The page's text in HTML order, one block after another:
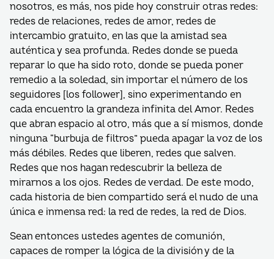
nosotros, es más, nos pide hoy construir otras redes:
redes de relaciones, redes de amor, redes de
intercambio gratuito, en las que la amistad sea
auténtica y sea profunda. Redes donde se pueda
reparar lo que ha sido roto, donde se pueda poner
remedio a la soledad, sin importar el número de los
seguidores [los follower], sino experimentando en
cada encuentro la grandeza infinita del Amor. Redes
que abran espacio al otro, más que a sí mismos, donde
ninguna “burbuja de filtros” pueda apagar la voz de los
más débiles. Redes que liberen, redes que salven.
Redes que nos hagan redescubrir la belleza de
mirarnos a los ojos. Redes de verdad. De este modo,
cada historia de bien compartido será el nudo de una
única e inmensa red: la red de redes, la red de Dios.
Sean entonces ustedes agentes de comunión,
capaces de romper la lógica de la división y de la